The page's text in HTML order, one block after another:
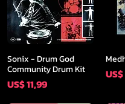
Snel overzicht
Sonix - Drum God
Community Drum Kit
Prijs
US$ 11,99